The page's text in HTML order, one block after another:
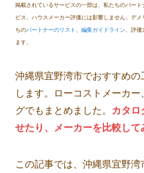
掲載されているサービスの一部は、私たちのパー
ビス、ハウスメーカー評価には影響しません。デ
ちのパートナーのリスト 、編集ガイドライン、評価
ます。
沖縄県宜野湾市でおすすめ
します。ローコストメーカ
グでもまとめました。 カタロ
せたり、メーカーを比較して
この記事では、沖縄県宜野湾